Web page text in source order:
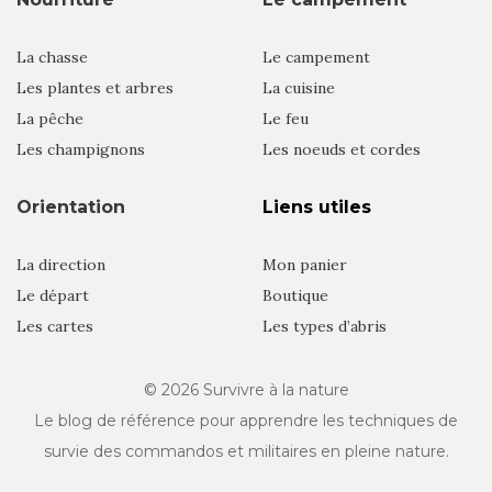
La chasse
Les plantes et arbres
La pêche
Les champignons
Le campement
La cuisine
Le feu
Les noeuds et cordes
Orientation
La direction
Le départ
Les cartes
Liens utiles
Mon panier
Boutique
Les types d’abris
© 2026Survivre à la nature
Le blog de référence pour apprendre les techniques de
survie des commandos et militaires en pleine nature.